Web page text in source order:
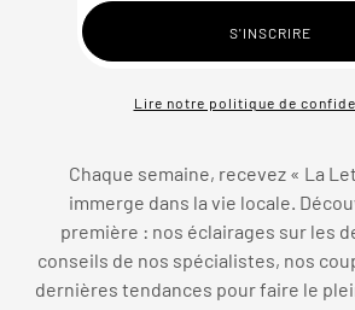
Lire notre politique de
Chaque semaine, recevez « La
immerge dans la vie locale.
première : nos éclairages sur les
conseils de nos spécialistes, nos
dernières tendances pour faire le